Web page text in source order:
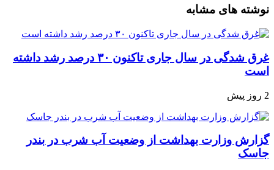
نوشته های مشابه
غرق شدگی در سال جاری تاکنون ۳۰ درصد رشد داشته
است
2 روز پیش
گزارش وزارت بهداشت از وضعیت آب شرب در بندر
جاسک